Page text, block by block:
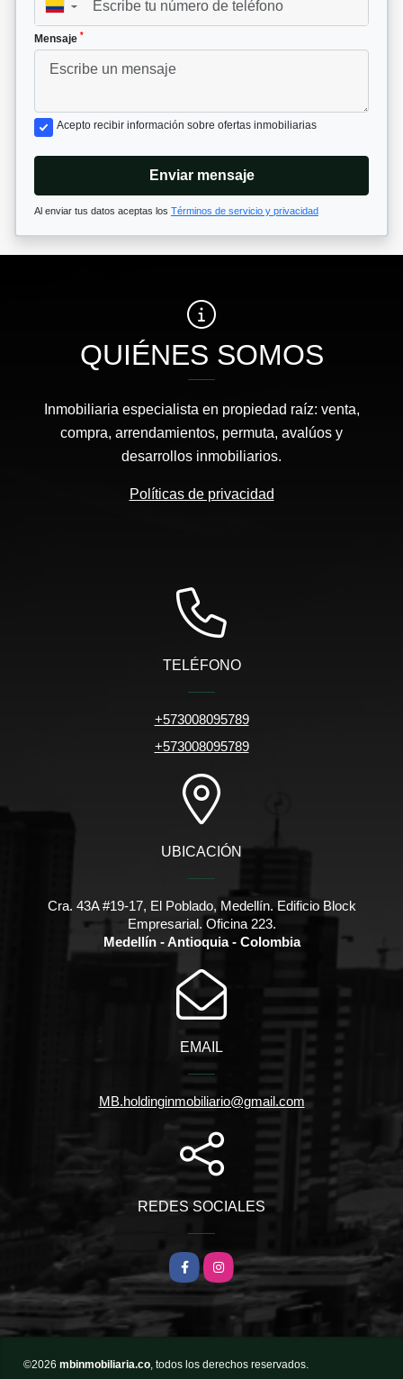
▼
Mensaje *
Acepto recibir información sobre ofertas inmobiliarias
Enviar mensaje
Al enviar tus datos aceptas los Términos de servicio y privacidad
QUIÉNES SOMOS
Inmobiliaria especialista en propiedad raíz: venta,
compra, arrendamientos, permuta, avalúos y
desarrollos inmobiliarios.
Políticas de privacidad
TELÉFONO
+573008095789
+573008095789
UBICACIÓN
Cra. 43A #19-17, El Poblado, Medellín. Edificio Block
Empresarial. Oficina 223.
Medellín - Antioquia - Colombia
EMAIL
MB.holdinginmobiliario@gmail.com
REDES SOCIALES
FacebookInstagram
©2026 mbinmobiliaria.co , todos los derechos reservados.